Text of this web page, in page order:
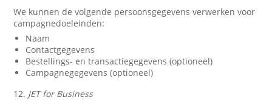
We kunnen de volgende persoonsgegevens verwerken voor
campagnedoeleinden:
Naam
Contactgegevens
Bestellings- en transactiegegevens (optioneel)
Campagnegegevens (optioneel)
12. JET for Business